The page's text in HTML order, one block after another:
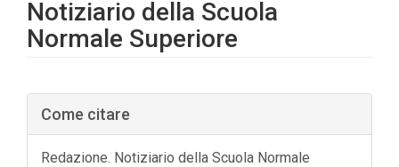
Notiziario della Scuola
Normale Superiore
Barra
laterale
dell'articolo
Come citare
Redazione. Notiziario della Scuola Normale